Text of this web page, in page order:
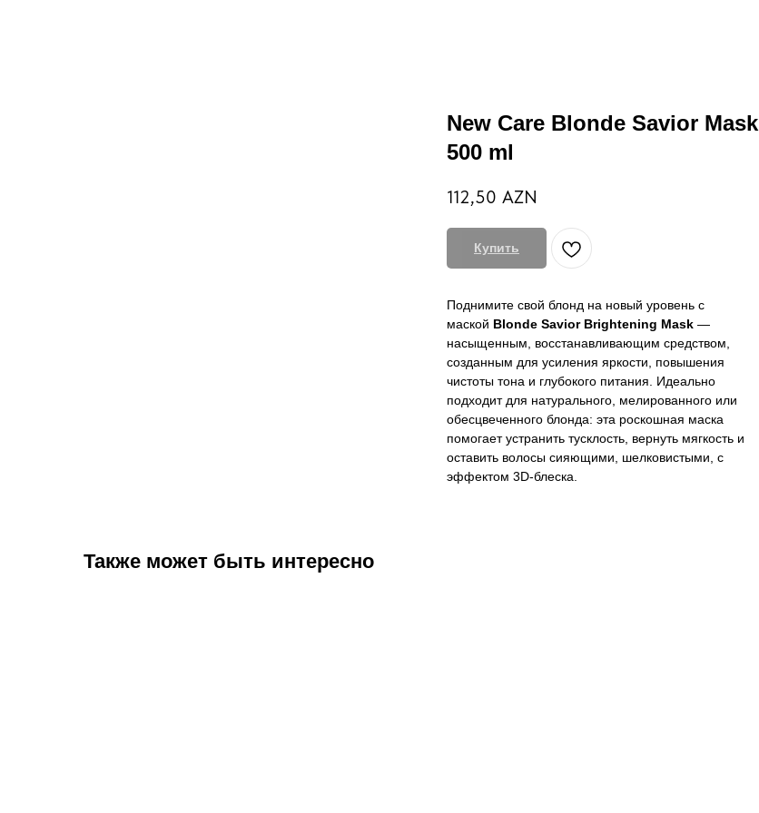
New Care Blonde Savior Mask
500 ml
112,50 AZN
Купить
Поднимите свой блонд на новый уровень с
маской Blonde Savior Brightening Mask —
насыщенным, восстанавливающим средством,
созданным для усиления яркости, повышения
чистоты тона и глубокого питания. Идеально
подходит для натурального, мелированного или
обесцвеченного блонда: эта роскошная маска
помогает устранить тусклость, вернуть мягкость и
оставить волосы сияющими, шелковистыми, с
эффектом 3D-блеска.
Также может быть интересно